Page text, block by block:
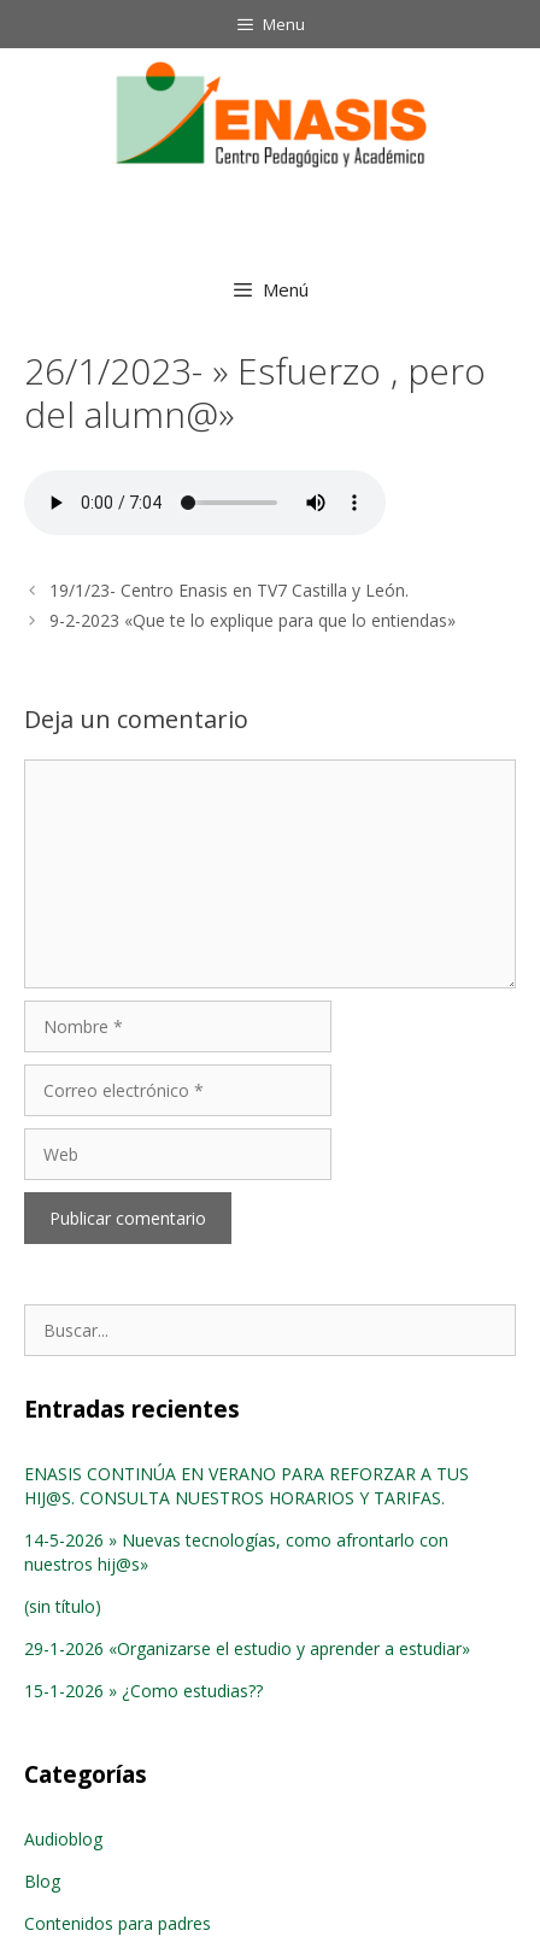
Menu
Menú
26/1/2023- » Esfuerzo , pero
del alumn@»
19/1/23- Centro Enasis en TV7 Castilla y León.
9-2-2023 «Que te lo explique para que lo entiendas»
Deja un comentario
electrónico
Entradas recientes
ENASIS CONTINÚA EN VERANO PARA REFORZAR A TUS
HIJ@S. CONSULTA NUESTROS HORARIOS Y TARIFAS.
14-5-2026 » Nuevas tecnologías, como afrontarlo con
nuestros hij@s»
(sin título)
29-1-2026 «Organizarse el estudio y aprender a estudiar»
15-1-2026 » ¿Como estudias??
Categorías
Audioblog
Blog
Contenidos para padres